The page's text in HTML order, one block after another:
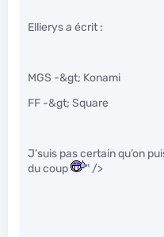
Ellierys a écrit :
MGS -&gt; Konami
FF -&gt; Square
J’suis pas certain qu’on
du coup
" />